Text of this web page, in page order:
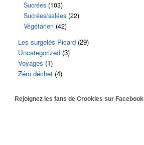
Sucrées (103)
Sucrées/salées (22)
Végétarien (42)
Les surgelés Picard (29)
Uncategorized (3)
Voyages (1)
Zéro déchet (4)
Rejoignez les fans de Crookies sur Facebook